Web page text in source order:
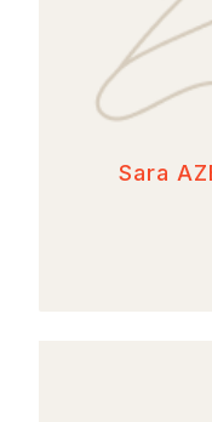
Sara